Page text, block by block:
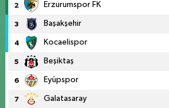
2 Erzurumspor FK
3 Başakşehir
4 Kocaelispor
5 Beşiktaş
6 Eyüpspor
7 Galatasaray